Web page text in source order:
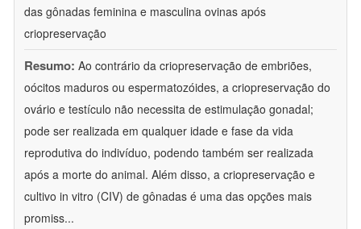
das gônadas feminina e masculina ovinas após
criopreservação
Resumo: Ao contrário da criopreservação de embriões,
oócitos maduros ou espermatozóides, a criopreservação do
ovário e testículo não necessita de estimulação gonadal;
pode ser realizada em qualquer idade e fase da vida
reprodutiva do indivíduo, podendo também ser realizada
após a morte do animal. Além disso, a criopreservação e
cultivo in vitro (CIV) de gônadas é uma das opções mais
promiss...